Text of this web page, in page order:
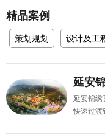
精品案例
策划规划 设计及工
延安
延安锦绣
快速过渡